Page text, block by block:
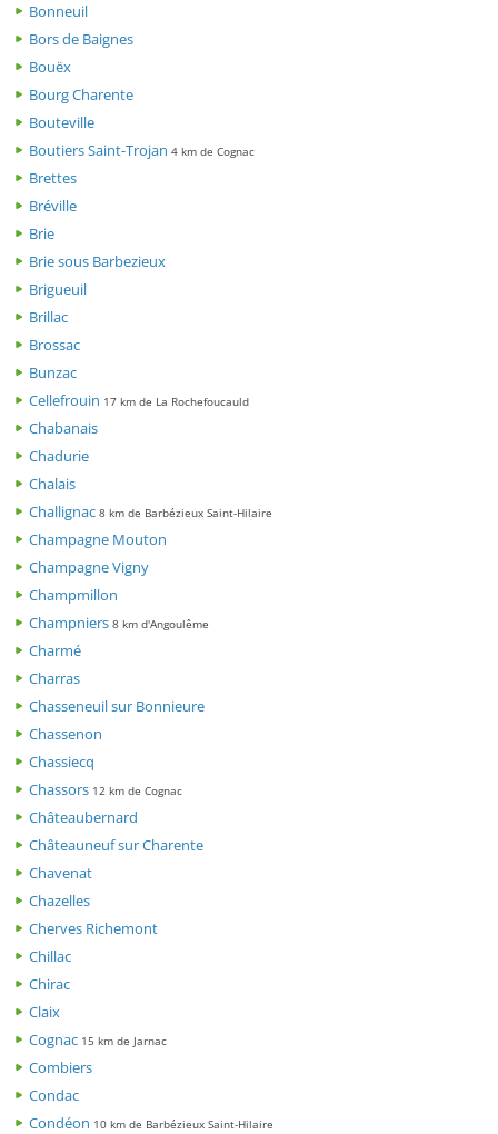
Bonneuil
Bors de Baignes
Bouëx
Bourg Charente
Bouteville
Boutiers Saint-Trojan 4 km de Cognac
Brettes
Bréville
Brie
Brie sous Barbezieux
Brigueuil
Brillac
Brossac
Bunzac
Cellefrouin 17 km de La Rochefoucauld
Chabanais
Chadurie
Chalais
Challignac 8 km de Barbézieux Saint-Hilaire
Champagne Mouton
Champagne Vigny
Champmillon
Champniers 8 km d'Angoulême
Charmé
Charras
Chasseneuil sur Bonnieure
Chassenon
Chassiecq
Chassors 12 km de Cognac
Châteaubernard
Châteauneuf sur Charente
Chavenat
Chazelles
Cherves Richemont
Chillac
Chirac
Claix
Cognac 15 km de Jarnac
Combiers
Condac
Condéon 10 km de Barbézieux Saint-Hilaire